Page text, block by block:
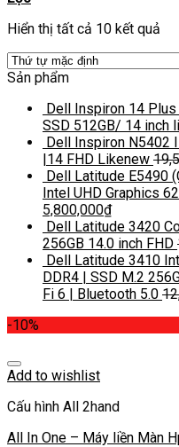
Hiển thị tất cả 10 kết quả
Sản phẩm
Dell Inspiron 14
SSD 512GB/ 14 inch
Dell Inspiron N5402
|14 FHD Likenew
Dell Latitude E5490
Intel UHD Graphics
5,800,000₫
Dell Latitude 3420
256GB 14.0 inch FHD
Dell Latitude 3410
DDR4 | SSD M.2
Fi 6 | Bluetooth 5.0
-10%
Add to wishlist
Cấu hình All 2hand
All In One – Máy liền Màn